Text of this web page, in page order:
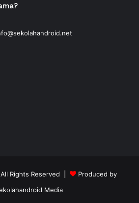
Rights Reserved |
Produced by
Media